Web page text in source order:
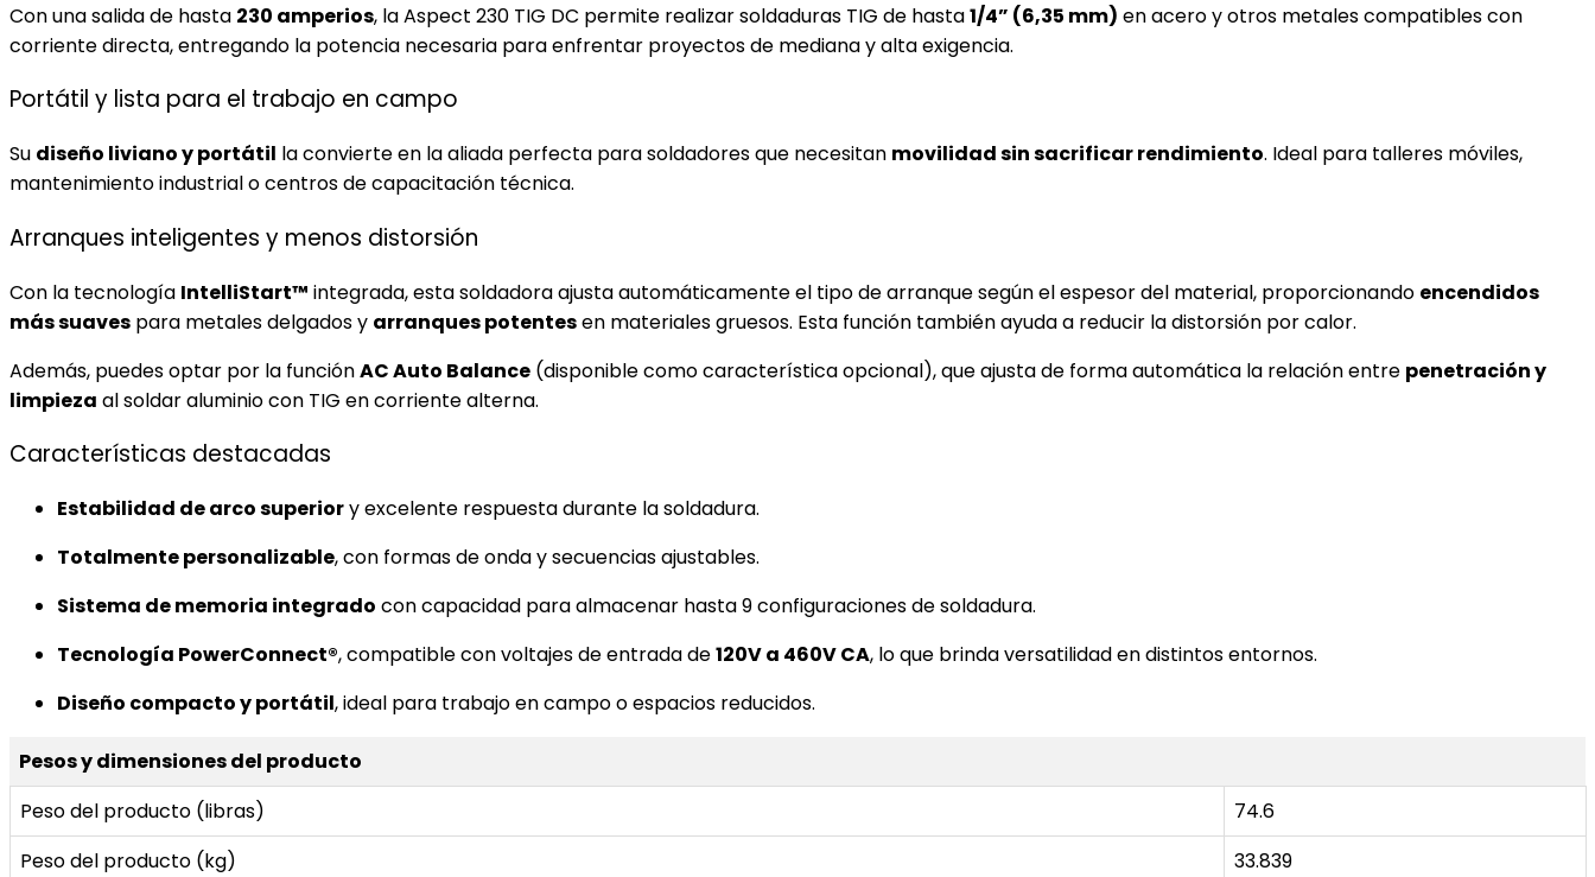
Con una salida de hasta 230 amperios, la Aspect 230 TIG DC permite realizar soldaduras TIG de hasta1/4” (6,35 mm) en acero y otros metales compatibles con
corriente directa, entregando la potencia necesaria para enfrentar proyectos de mediana y alta exigencia.
Portátil y lista para el trabajo en campo
Su diseño liviano y portátil la convierte en la aliada perfecta para soldadores que necesitan movilidad sin sacrificar rendimiento. Ideal para talleres móviles,
mantenimiento industrial o centros de capacitación técnica.
Arranques inteligentes y menos distorsión
Con la tecnología IntelliStart™ integrada, esta soldadora ajusta automáticamente el tipo de arranque según el espesor del material, proporcionando encendidos
más suaves para metales delgados y arranques potentesen materiales gruesos. Esta función también ayuda a reducir la distorsión por calor.
Además, puedes optar por la funciónAC Auto Balance (disponible como característica opcional), que ajusta de forma automática la relación entre penetración y
limpieza al soldar aluminio con TIG en corriente alterna.
Características destacadas
Estabilidad de arco superiory excelente respuesta durante la soldadura.
Totalmente personalizable, con formas de onda y secuencias ajustables.
Sistema de memoria integrado con capacidad para almacenar hasta 9 configuraciones de soldadura.
Tecnología PowerConnect®, compatible con voltajes de entrada de120V a 460V CA, lo que brinda versatilidad en distintos entornos.
Diseño compacto y portátil, ideal para trabajo en campo o espacios reducidos.
Pesos y dimensiones del producto
Peso del producto (libras)
74.6
Peso del producto (kg)
33.839